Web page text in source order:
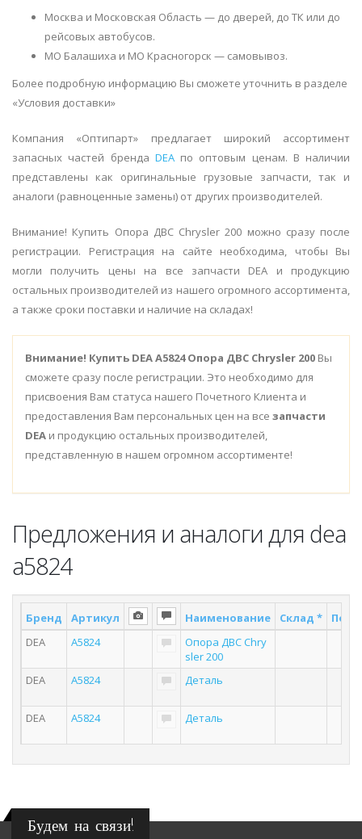
Москва и Московская Область — до дверей, до ТК или до
рейсовых автобусов.
МО Балашиха и МО Красногорск — самовывоз.
Более подробную информацию Вы сможете уточнить в разделе
«Условия доставки»
Компания «Оптипарт» предлагает широкий ассортимент
запасных частей бренда DEAпо оптовым ценам. В наличии
представлены как оригинальные грузовые запчасти, так и
аналоги (равноценные замены) от других производителей.
Внимание! Купить Опора ДВС Chrysler 200 можно сразу после
регистрации. Регистрация на сайте необходима, чтобы Вы
могли получить цены на все запчасти DEA и продукцию
остальных производителей из нашего огромного ассортимента,
а также сроки поставки и наличие на складах!
Внимание! Купить DEA A5824 Опора ДВС Chrysler 200 Вы
сможете сразу после регистрации. Это необходимо для
присвоения Вам статуса нашего Почетного Клиента и
предоставления Вам персональных цен на все запчасти
DEA и продукцию остальных производителей,
представленную в нашем огромном ассортименте!
Предложения и аналоги для dea
a5824
Бренд Артикул Наименование Склад *
DEA
A5824
Опора ДВС Chry
sler 200
DEA A5824 Деталь
DEA A5824 Деталь
Будем на связи!